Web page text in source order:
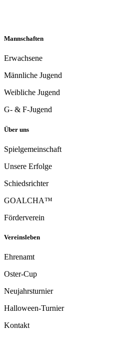
Mannschaften
Erwachsene
Männliche Jugend
Weibliche Jugend
G- & F-Jugend
Über uns
Spielgemeinschaft
Unsere Erfolge
Schiedsrichter
GOALCHA™
Förderverein
Vereinsleben
Ehrenamt
Oster-Cup
Neujahrsturnier
Halloween-Turnier
Kontakt